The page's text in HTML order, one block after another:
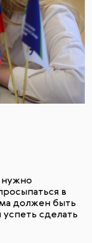
нужно
в
должен быть
сделать